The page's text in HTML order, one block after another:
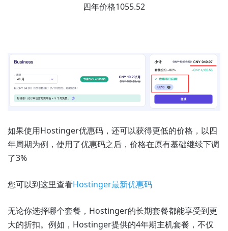
四年价格1055.52
如果使用Hostinger优惠码，还可以获得更低的价格，以四
年周期为例，使用了优惠码之后，价格在原有基础继续下调
了3%
您可以到这里查看Hostinger最新优惠码
无论你选择哪个套餐，Hostinger的长期套餐都能享受到更
大的折扣。例如，Hostinger提供的4年期主机套餐，不仅